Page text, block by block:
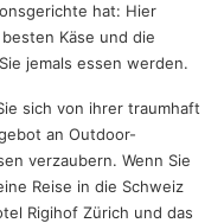
hat: Hier
Käse und die
jemals essen werden.
sich von ihrer traumhaft
an Outdoor-
verzaubern. Wenn Sie
Reise in die Schweiz
Rigihof Zürich und das